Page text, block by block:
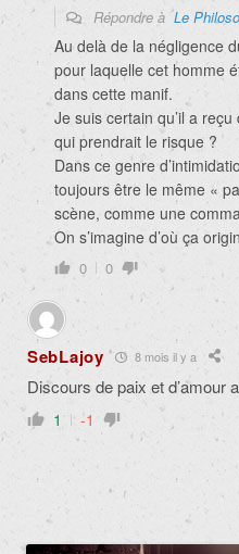
Répondre àLe
Au delà de la négligence
pour laquelle cet homme
dans cette manif.
Je suis certain qu’il a
qui prendrait le risque ?
Dans ce genre
toujours être le même «
scène, comme une
On s’imagine d’où ça
0 0
SebLajoy 8 mois il y a
Discours de paix et d’amour
1 -1